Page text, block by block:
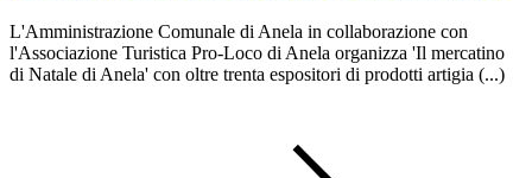
L'Amministrazione Comunale di Anela in collaborazione con
l'Associazione Turistica Pro-Loco di Anela organizza 'Il mercatino
di Natale di Anela' con oltre trenta espositori di prodotti artigia (...)